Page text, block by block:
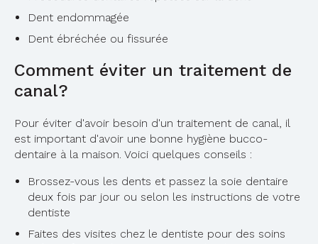
Dent endommagée
Dent ébréchée ou fissurée
Comment éviter un traitement de
canal?
Pour éviter d'avoir besoin d'un traitement de canal, il
est important d'avoir une bonne hygiène bucco-
dentaire à la maison. Voici quelques conseils :
Brossez-vous les dents et passez la soie dentaire
deux fois par jour ou selon les instructions de votre
dentiste
Faites des visites chez le dentiste pour des soins